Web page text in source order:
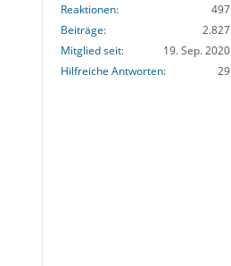
Reaktionen
497
Beiträge
2.827
Mitglied seit
19. Sep. 2020
Hilfreiche Antworten
29